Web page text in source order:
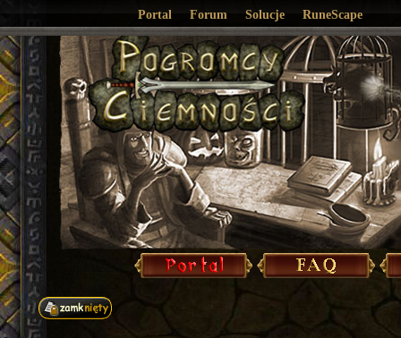
Portal Forum Solucje RuneScape